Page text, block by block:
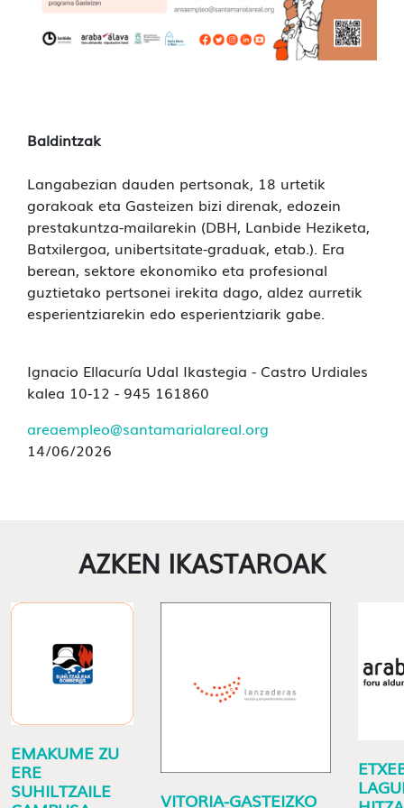
Baldintzak
Langabezian dauden pertsonak, 18 urtetik
gorakoak eta Gasteizen bizi direnak, edozein
prestakuntza-mailarekin (DBH, Lanbide Heziketa,
Batxilergoa, unibertsitate-graduak, etab.). Era
berean, sektore ekonomiko eta profesional
guztietako pertsonei irekita dago, aldez aurretik
esperientziarekin edo esperientziarik gabe.
Ignacio Ellacuría Udal Ikastegia - Castro Urdiales
kalea 10-12 - 945 161860
areaempleo@santamarialareal.org
14/06/2026
AZKEN IKASTAROAK
EMAKUME ZU
ERE
SUHILTZAILE
VITORIA-GASTEIZKO